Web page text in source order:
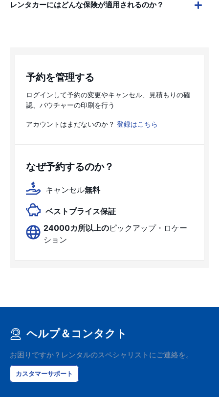
レンタカーにはどんな保険が適用されるのか？
予約を管理する
ログインして予約の変更やキャンセル、見積もりの確
認、バウチャーの印刷を行う
アカウントはまだないのか？ 登録はこちら
なぜ予約するのか？
キャンセル無料
ベストプライス保証
24000カ所以上のピックアップ・ロケー
ション
ヘルプ＆コンタクト
お困りですか？レンタルのスペシャリストにご連絡を。
カスタマーサポート